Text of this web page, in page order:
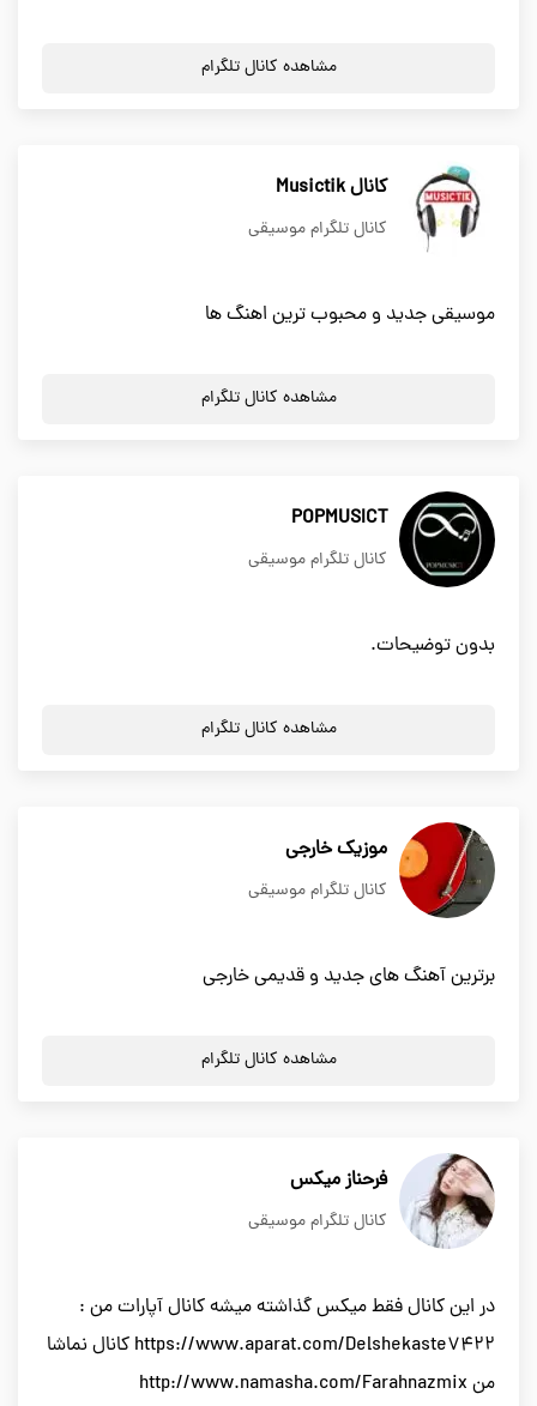
مشاهده کانال تلگرام
كانال Musictik
کانال تلگرام موسیقی
موسيقى جديد و محبوب ترين اهنگ ها
مشاهده کانال تلگرام
POPMUSICT
کانال تلگرام موسیقی
بدون توضیحات.
مشاهده کانال تلگرام
موزیک خارجی
کانال تلگرام موسیقی
برترین آهنگ های جدید و قدیمی خارجی
مشاهده کانال تلگرام
فرحناز میکس
کانال تلگرام موسیقی
در این کانال فقط میکس گذاشته میشه کانال آپارات من :
https://www.aparat.com/Delshekaste7422 کانال نماشا
من http://www.namasha.com/Farahnazmix